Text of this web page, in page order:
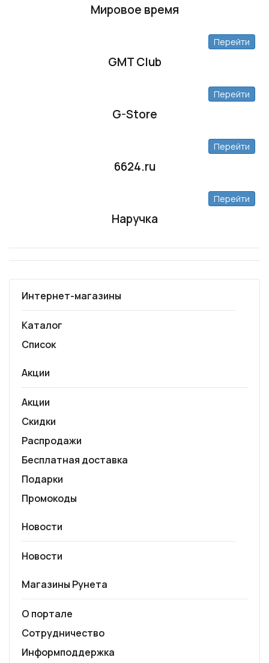
Мировое время
GMT Club
Перейти
G-Store
Перейти
6624.ru
Перейти
Наручка
Перейти
Интернет-магазины
Каталог
Список
Акции
Акции
Скидки
Распродажи
Бесплатная доставка
Подарки
Промокоды
Новости
Новости
Магазины Рунета
О портале
Сотрудничество
Информподдержка